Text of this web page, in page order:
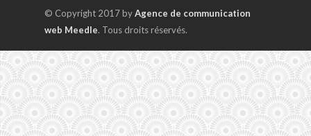
© Copyright 2017 byAgence de communication
web Meedle. Tous droits réservés.